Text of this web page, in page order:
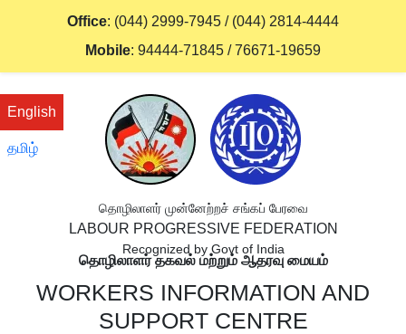
Office: (044) 2999-7945 / (044) 2814-4444
Mobile: 94444-71845 /76671-19659
English
தமிழ்
தொழிலாளர் முன்னேற்றச் சங்கப் பேரவை
LABOUR PROGRESSIVE FEDERATION
Recognized by Govt of India
தொழிலாளர் தகவல் மற்றும் ஆதரவு மையம்
WORKERS INFORMATION AND
SUPPORT CENTRE